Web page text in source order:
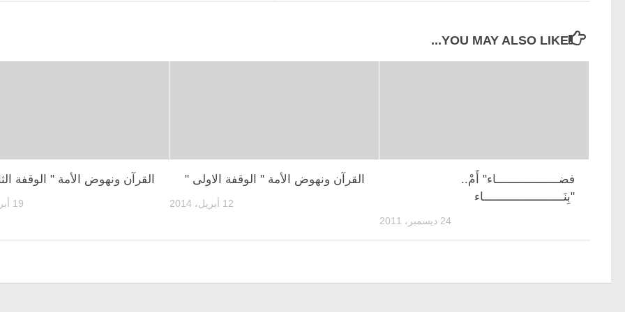
YOU MAY ALSO LIKE...
القرآن ونهوض الأمة " الوقفة
19 أبريل، 2014
القرآن ونهوض الأمة " الوقفة الاولى "
12 أبريل، 2014
فضــــــــــــــــــاء" أَمْ..
"بِنَـــــــــــــــــــــــاء
24 ديسمبر، 2011